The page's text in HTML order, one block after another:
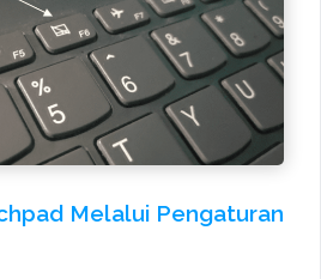
Melalui Pengaturan